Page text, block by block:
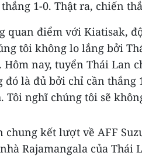
1-0. Thật ra, chiến
quan điểm với Kiatisak,
tôi không lo lắng bởi
Hôm nay, tuyển Thái Lan
đó là đủ bởi chỉ cần thắng
Tôi nghĩ chúng tôi sẽ
chung kết lượt về AFF
Rajamangala của Thái